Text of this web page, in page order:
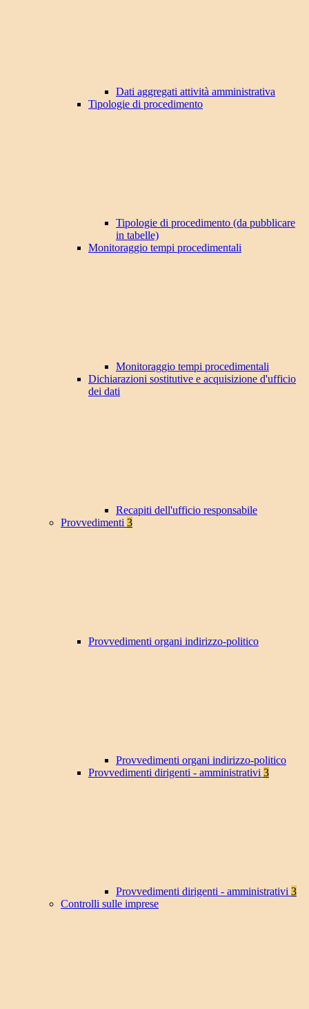
Dati aggregati attività amministrativa
Tipologie di procedimento
Tipologie di procedimento (da pubblicare
in tabelle)
Monitoraggio tempi procedimentali
Monitoraggio tempi procedimentali
Dichiarazioni sostitutive e acquisizione d'ufficio
dei dati
Recapiti dell'ufficio responsabile
Provvedimenti 3
Provvedimenti organi indirizzo-politico
Provvedimenti organi indirizzo-politico
Provvedimenti dirigenti - amministrativi 3
Provvedimenti dirigenti - amministrativi 3
Controlli sulle imprese